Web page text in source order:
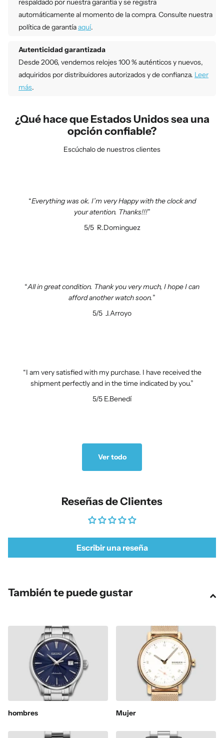
automáticamente al momento de la compra. Consulte nuestra
política de garantíaaquí.
Autenticidad garantizada
Desde 2006, vendemos relojes 100 % auténticos y nuevos,
adquiridos por distribuidores autorizados y de confianza. Leer
más.
¿Qué hace que Estados Unidos sea una
opción confiable?
Escúchalo de nuestros clientes
Everything was ok. I’m very Happy with the clock and
your atention. Thanks!!!
5/5R.Dominguez
All in great condition. Thank you very much, I hope I can
afford another watch soon.
5/5 J.Arroyo
I am very satisfied with my purchase. I have received the
shipment perfectly and in the time indicated by you.
5/5 E.Benedí
Ver todo
Reseñas de Clientes
Escribir una reseña
También te puede gustar
hombres Mujer